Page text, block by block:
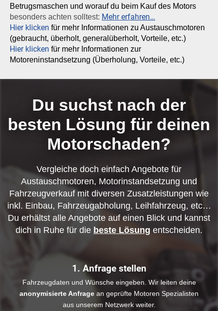
Betrugsmaschen und worauf du beim Kauf des Motors
besonders achten solltest: Mehr erfahren…
Hier klicken für mehr Informationen zu Austauschmotoren
(gebraucht, überholt, generalüberholt, Vorteile, etc.)
Hier klicken für mehr Informationen zur
Motoreninstandsetzung (Überholung, Vorteile, etc.)
Du suchst nach der
besten Lösung für deinen
Motorschaden?
Vergleiche doch einfach Angebote für
Austauschmotoren, Motorinstandsetzung und
Fahrzeugverkauf mit diversen Zusatzleistungen wie
inkl. Einbau, Fahrzeugabholung, Leihfahrzeug, etc…
Du erhältst alle Angebote auf einen Blick und kannst
dich in Ruhe für die beste Lösung entscheiden.
1. Anfrage stellen
Fahrzeugdaten und Wünsche eingeben. Wir leiten deine
anonymisierte Anfrage an geprüfte Motoren Spezialisten
aus unserem Netzwerk weiter.